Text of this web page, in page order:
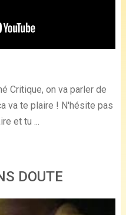
Critique, on va parler de
va te plaire ! N'hésite pas
et tu ...
DOUTE